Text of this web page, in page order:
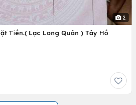
2
Tiền.( Lạc Long Quân ) Tây Hồ